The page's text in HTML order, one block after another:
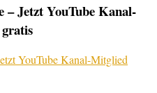
– Jetzt YouTube Kanal-